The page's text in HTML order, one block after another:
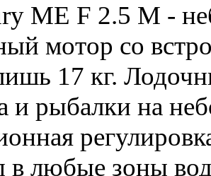
ME F 2.5 M -
мотор со
17 кг.
и рыбалки на
в любые зоны